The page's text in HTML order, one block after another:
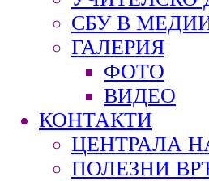
СБУ В
ГАЛЕРИЯ
ФОТО
ВИДЕО
КОНТАКТИ
ЦЕНТРАЛА
ПОЛЕЗНИ